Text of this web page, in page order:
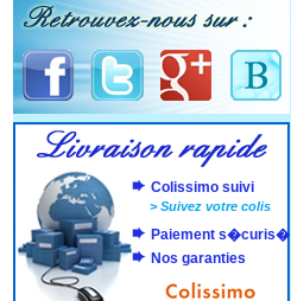
Colissimo suivi
>Suivez votre colis
Paiement s�curis�
Nos garanties